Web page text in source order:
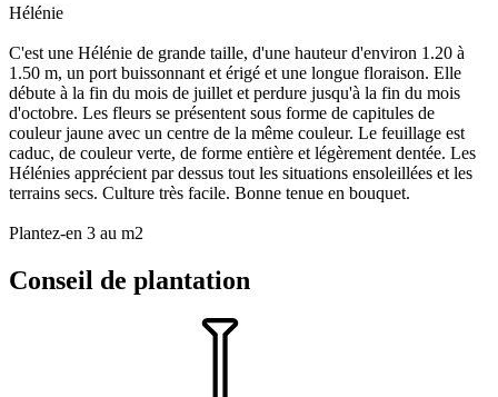
Hélénie
C'est une Hélénie de grande taille, d'une hauteur d'environ 1.20 à
1.50 m, un port buissonnant et érigé et une longue floraison. Elle
débute à la fin du mois de juillet et perdure jusqu'à la fin du mois
d'octobre. Les fleurs se présentent sous forme de capitules de
couleur jaune avec un centre de la même couleur. Le feuillage est
caduc, de couleur verte, de forme entière et légèrement dentée. Les
Hélénies apprécient par dessus tout les situations ensoleillées et les
terrains secs. Culture très facile. Bonne tenue en bouquet.
Plantez-en 3 au m2
Conseil de plantation